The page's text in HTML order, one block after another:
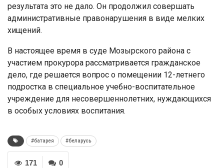
результата это не дало. Он продолжил совершать
административные правонарушения в виде мелких
хищений.
В настоящее время в суде Мозырского района с
участием прокурора рассматривается гражданское
дело, где решается вопрос о помещении 12-летнего
подростка в специальное учебно-воспитательное
учреждение для несовершеннолетних, нуждающихся
в особых условиях воспитания.
#батарея #беларусь
0
171